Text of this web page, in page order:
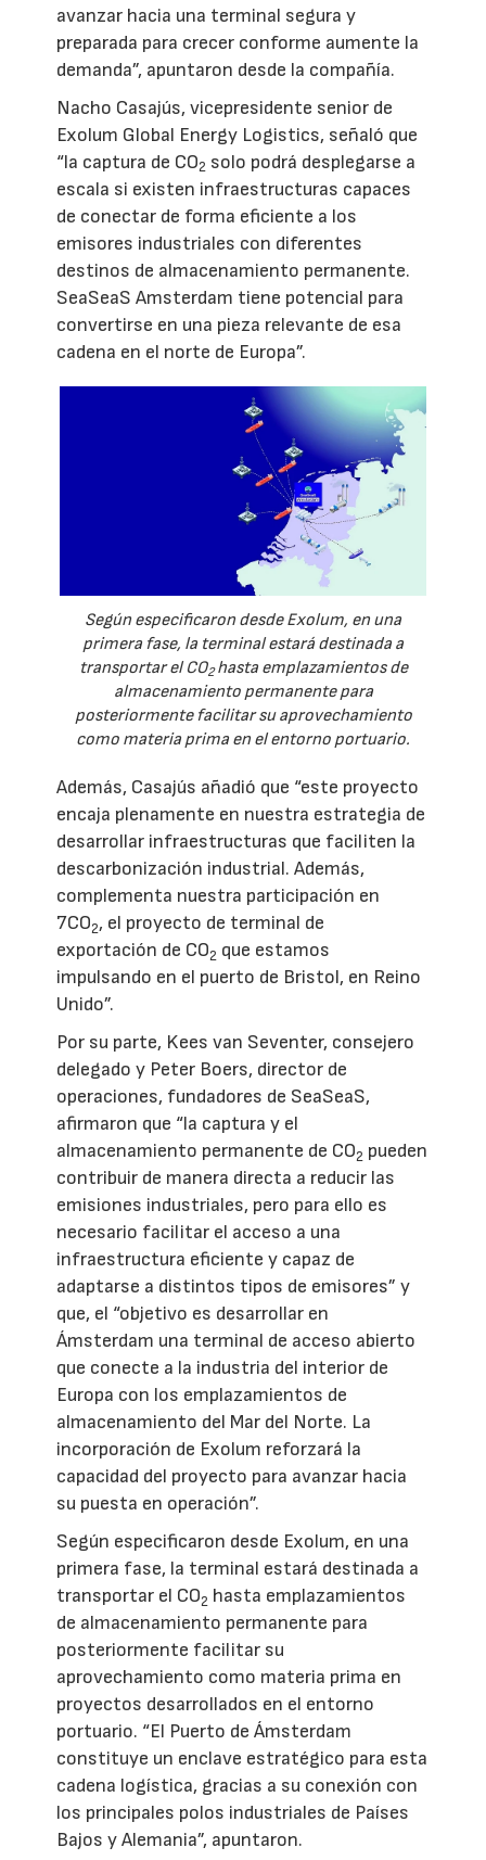
avanzar hacia una terminal segura y
preparada para crecer conforme aumente la
demanda”, apuntaron desde la compañía.
Nacho Casajús, vicepresidente senior de
Exolum Global Energy Logistics, señaló que
“la captura de CO2 solo podrá desplegarse a
escala si existen infraestructuras capaces
de conectar de forma eficiente a los
emisores industriales con diferentes
destinos de almacenamiento permanente.
SeaSeaS Amsterdam tiene potencial para
convertirse en una pieza relevante de esa
cadena en el norte de Europa”.
Según especificaron desde Exolum, en una
primera fase, la terminal estará destinada a
transportar el CO2hasta emplazamientos de
almacenamiento permanente para
posteriormente facilitar su aprovechamiento
como materia prima en el entorno portuario.
Además, Casajús añadió que “este proyecto
encaja plenamente en nuestra estrategia de
desarrollar infraestructuras que faciliten la
descarbonización industrial. Además,
complementa nuestra participación en
7CO2, el proyecto de terminal de
exportación de CO2 que estamos
impulsando en el puerto de Bristol, en Reino
Unido”.
Por su parte, Kees van Seventer, consejero
delegado y Peter Boers, director de
operaciones, fundadores de SeaSeaS,
afirmaron que “la captura y el
almacenamiento permanente de CO2 pueden
contribuir de manera directa a reducir las
emisiones industriales, pero para ello es
necesario facilitar el acceso a una
infraestructura eficiente y capaz de
adaptarse a distintos tipos de emisores” y
que, el “objetivo es desarrollar en
Ámsterdam una terminal de acceso abierto
que conecte a la industria del interior de
Europa con los emplazamientos de
almacenamiento del Mar del Norte. La
incorporación de Exolum reforzará la
capacidad del proyecto para avanzar hacia
su puesta en operación”.
Según especificaron desde Exolum, en una
primera fase, la terminal estará destinada a
transportar el CO2 hasta emplazamientos
de almacenamiento permanente para
posteriormente facilitar su
aprovechamiento como materia prima en
proyectos desarrollados en el entorno
portuario. “El Puerto de Ámsterdam
constituye un enclave estratégico para esta
cadena logística, gracias a su conexión con
los principales polos industriales de Países
Bajos y Alemania”, apuntaron.